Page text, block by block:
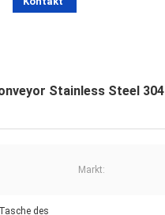
Stainless Steel 304
Markt:
des